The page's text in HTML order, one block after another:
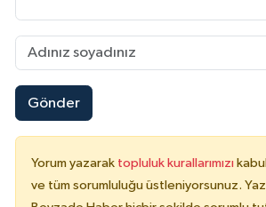
Gönder
Yorum yazarak topluluk kurallarımızı
ve tüm sorumluluğu üstleniyorsunuz.